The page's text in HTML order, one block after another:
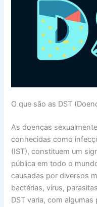
O que são as DST
As doenças
conhecidas como
(IST), constituem um
pública em todo o
causadas por diversos
bactérias, vírus,
DST varia, com